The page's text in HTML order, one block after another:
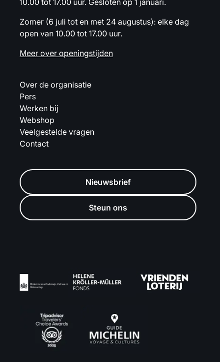
10.00 tot 17.00 uur. Gesloten op 1 januari.
Zomer (6 juli tot en met 24 augustus): elke dag
open van 10.00 tot 17.00 uur.
Meer over openingstijden
Over de organisatie
Pers
Werken bij
Webshop
Veelgestelde vragen
Contact
Nieuwsbrief
Steun ons